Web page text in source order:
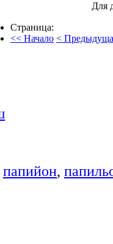
Для
Страница:
<< Начало <
папийон,